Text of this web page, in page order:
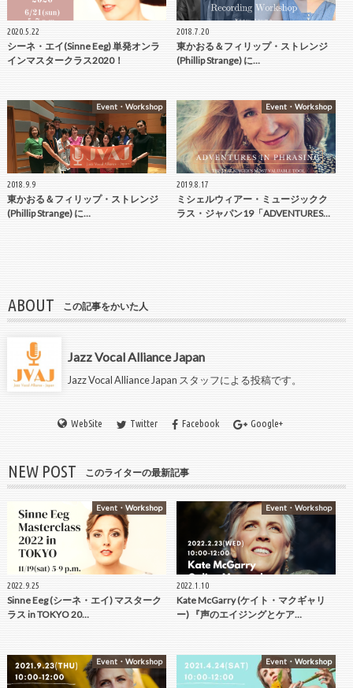
2020.5.22
シーネ・エイ(Sinne Eeg) 単発オンラ
インマスタークラス2020！
2018.7.20
東かおる＆フィリップ・ストレンジ
(Phillip Strange) に…
Event・Workshop
2018.9.9
東かおる＆フィリップ・ストレンジ
(Phillip Strange) に…
Event・Workshop
2019.8.17
ミシェルウィアー・ミュージックク
ラス・ジャパン19「ADVENTURES…
ABOUT この記事をかいた人
Jazz Vocal Alliance Japan
Jazz Vocal Alliance Japan スタッフによる投稿です。
WebSite Twitter Facebook Google+
NEW POST このライターの最新記事
Event・Workshop
2022.9.25
Sinne Eeg (シーネ・エイ) マスターク
ラス in TOKYO 20…
Event・Workshop
2022.1.10
Kate McGarry (ケイト・マクギャリ
ー) 『声のエイジングとケア…
Event・Workshop Event・Workshop